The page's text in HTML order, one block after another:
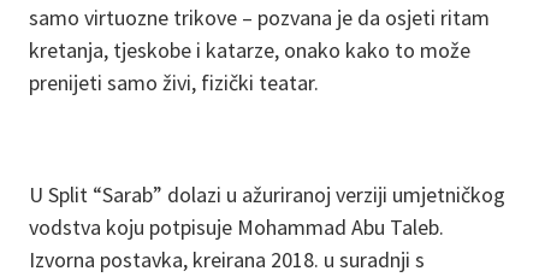
samo virtuozne trikove – pozvana je da osjeti ritam
kretanja, tjeskobe i katarze, onako kako to može
prenijeti samo živi, fizički teatar.
U Split “Sarab” dolazi u ažuriranoj verziji umjetničkog
vodstva koju potpisuje Mohammad Abu Taleb.
Izvorna postavka, kreirana 2018. u suradnji s